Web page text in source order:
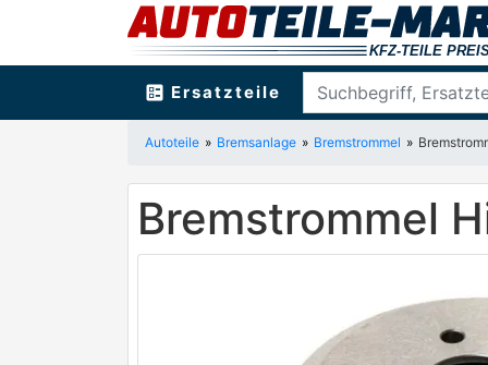
ballot Ersatzteile
Autoteile Bremsanlage Bremstrommel
Bremstrommel